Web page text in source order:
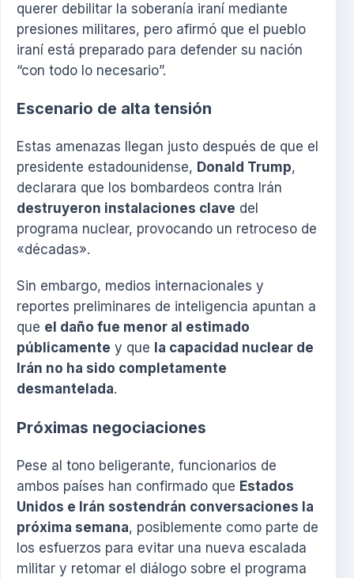
querer debilitar la soberanía iraní mediante
presiones militares, pero afirmó que el pueblo
iraní está preparado para defender su nación
“con todo lo necesario”.
Escenario de alta tensión
Estas amenazas llegan justo después de que el
presidente estadounidense, Donald Trump,
declarara que los bombardeos contra Irán
destruyeron instalaciones clave del
programa nuclear, provocando un retroceso de
«décadas».
Sin embargo, medios internacionales y
reportes preliminares de inteligencia apuntan a
que el daño fue menor al estimado
públicamente y que la capacidad nuclear de
Irán no ha sido completamente
desmantelada.
Próximas negociaciones
Pese al tono beligerante, funcionarios de
ambos países han confirmado que Estados
Unidos e Irán sostendrán conversaciones la
próxima semana, posiblemente como parte de
los esfuerzos para evitar una nueva escalada
militar y retomar el diálogo sobre el programa